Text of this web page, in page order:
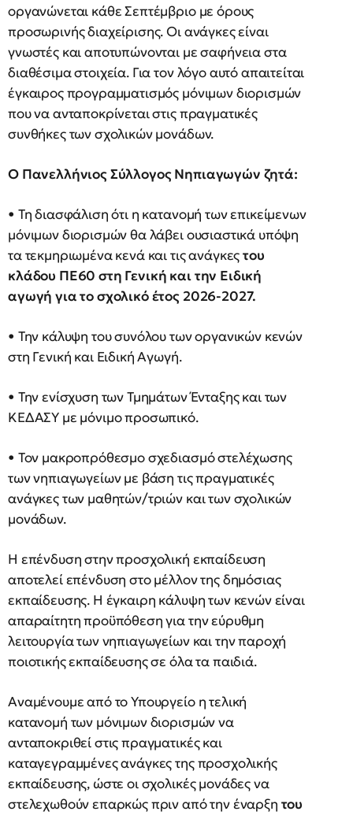
οργανώνεται κάθε Σεπτέμβριο με όρους
προσωρινής διαχείρισης. Οι ανάγκες είναι
γνωστές και αποτυπώνονται με σαφήνεια στα
διαθέσιμα στοιχεία. Για τον λόγο αυτό απαιτείται
έγκαιρος προγραμματισμός μόνιμων διορισμών
που να ανταποκρίνεται στις πραγματικές
συνθήκες των σχολικών μονάδων.
Ο Πανελλήνιος Σύλλογος Νηπιαγωγών ζητά:
• Τη διασφάλιση ότι η κατανομή των επικείμενων
μόνιμων διορισμών θα λάβει ουσιαστικά υπόψη
τα τεκμηριωμένα κενά και τις ανάγκεςτου
κλάδου ΠΕ60 στη Γενική και την Ειδική
αγωγή για το σχολικό έτος 2026-2027.
• Την κάλυψη του συνόλου των οργανικών κενών
στη Γενική και Ειδική Αγωγή.
• Την ενίσχυση των Τμημάτων Ένταξης και των
ΚΕΔΑΣΥ με μόνιμο προσωπικό.
• Τον μακροπρόθεσμο σχεδιασμό στελέχωσης
των νηπιαγωγείων με βάση τις πραγματικές
ανάγκες των μαθητών/τριών και των σχολικών
μονάδων.
Η επένδυση στην προσχολική εκπαίδευση
αποτελεί επένδυση στο μέλλον της δημόσιας
εκπαίδευσης. Η έγκαιρη κάλυψη των κενών είναι
απαραίτητη προϋπόθεση για την εύρυθμη
λειτουργία των νηπιαγωγείων και την παροχή
ποιοτικής εκπαίδευσης σε όλα τα παιδιά.
Αναμένουμε από το Υπουργείο η τελική
κατανομή των μόνιμων διορισμών να
ανταποκριθεί στις πραγματικές και
καταγεγραμμένες ανάγκες της προσχολικής
εκπαίδευσης, ώστε οι σχολικές μονάδες να
στελεχωθούν επαρκώς πριν από την έναρξη του